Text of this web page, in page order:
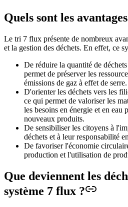
Quels sont les
Le tri 7 flux présente de nombreux
et la gestion des déchets. En effet, ce
De réduire la quantité de
permet de préserver les
émissions de gaz à effet de serre.
D'orienter les déchets vers les
ce qui permet de valoriser les
les besoins en énergie et en eau
nouveaux produits.
De sensibiliser les citoyens à
déchets et à leur responsabilité
De favoriser l'économie
production et l'utilisation de
Que deviennent les
système 7 flux ?